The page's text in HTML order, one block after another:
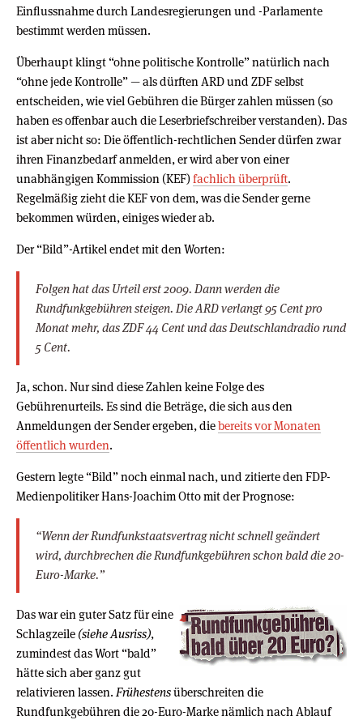
Einflussnahme durch Landesregierungen und -Parlamente
bestimmt werden müssen.
Überhaupt klingt “ohne politische Kontrolle” natürlich nach
“ohne jede Kontrolle” — als dürften ARD und ZDF selbst
entscheiden, wie viel Gebühren die Bürger zahlen müssen (so
haben es offenbar auch die Leserbriefschreiber verstanden). Das
ist aber nicht so: Die öffentlich-rechtlichen Sender dürfen zwar
ihren Finanzbedarf anmelden, er wird aber von einer
unabhängigen Kommission (KEF) fachlich überprüft.
Regelmäßig zieht die KEF von dem, was die Sender gerne
bekommen würden, einiges wieder ab.
Der “Bild”-Artikel endet mit den Worten:
Folgen hat das Urteil erst 2009. Dann werden die
Rundfunkgebühren steigen. Die ARD verlangt 95 Cent pro
Monat mehr, das ZDF 44 Cent und das Deutschlandradio rund
5 Cent.
Ja, schon. Nur sind diese Zahlen keine Folge des
Gebührenurteils. Es sind die Beträge, die sich aus den
Anmeldungen der Sender ergeben, diebereits vor Monaten
öffentlich wurden.
Gestern legte “Bild” noch einmal nach, und zitierte den FDP-
Medienpolitiker Hans-Joachim Otto mit der Prognose:
“Wenn der Rundfunkstaatsvertrag nicht schnell geändert
wird, durchbrechen die Rundfunkgebühren schon bald die 20-
Euro-Marke.”
Das war ein guter Satz für eine
Schlagzeile (siehe Ausriss),
zumindest das Wort “bald”
hätte sich aber ganz gut
relativieren lassen. Frühestensüberschreiten die
Rundfunkgebühren die 20-Euro-Marke nämlich nach Ablauf